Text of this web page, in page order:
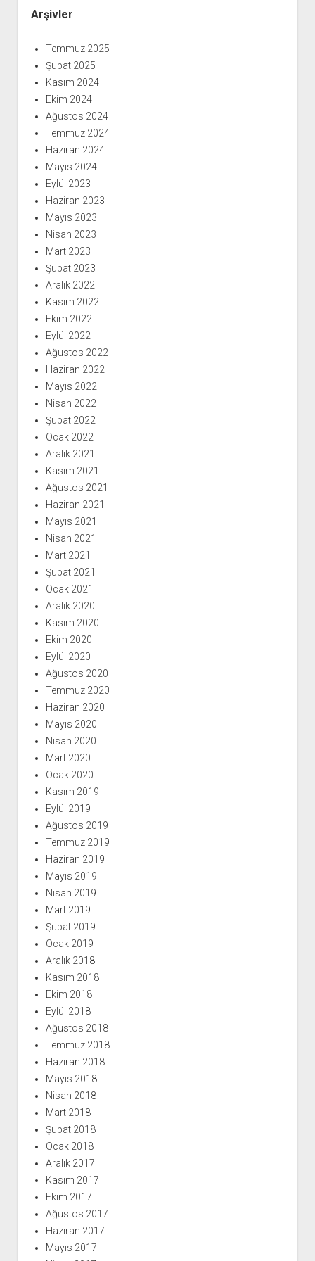
Arşivler
Temmuz 2025
Şubat 2025
Kasım 2024
Ekim 2024
Ağustos 2024
Temmuz 2024
Haziran 2024
Mayıs 2024
Eylül 2023
Haziran 2023
Mayıs 2023
Nisan 2023
Mart 2023
Şubat 2023
Aralık 2022
Kasım 2022
Ekim 2022
Eylül 2022
Ağustos 2022
Haziran 2022
Mayıs 2022
Nisan 2022
Şubat 2022
Ocak 2022
Aralık 2021
Kasım 2021
Ağustos 2021
Haziran 2021
Mayıs 2021
Nisan 2021
Mart 2021
Şubat 2021
Ocak 2021
Aralık 2020
Kasım 2020
Ekim 2020
Eylül 2020
Ağustos 2020
Temmuz 2020
Haziran 2020
Mayıs 2020
Nisan 2020
Mart 2020
Ocak 2020
Kasım 2019
Eylül 2019
Ağustos 2019
Temmuz 2019
Haziran 2019
Mayıs 2019
Nisan 2019
Mart 2019
Şubat 2019
Ocak 2019
Aralık 2018
Kasım 2018
Ekim 2018
Eylül 2018
Ağustos 2018
Temmuz 2018
Haziran 2018
Mayıs 2018
Nisan 2018
Mart 2018
Şubat 2018
Ocak 2018
Aralık 2017
Kasım 2017
Ekim 2017
Ağustos 2017
Haziran 2017
Mayıs 2017